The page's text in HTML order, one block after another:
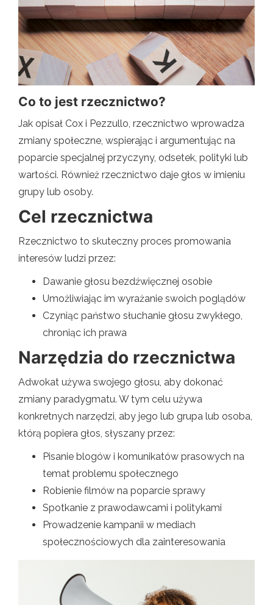
Co to jest rzecznictwo?
Jak opisał Cox i Pezzullo, rzecznictwo wprowadza
zmiany społeczne, wspierając i argumentując na
poparcie specjalnej przyczyny, odsetek, polityki lub
wartości. Również rzecznictwo daje głos w imieniu
grupy lub osoby.
Cel rzecznictwa
Rzecznictwo to skuteczny proces promowania
interesów ludzi przez:
Dawanie głosu bezdźwięcznej osobie
Umożliwiając im wyrażanie swoich poglądów
Czyniąc państwo słuchanie głosu zwykłego,
chroniąc ich prawa
Narzędzia do rzecznictwa
Adwokat używa swojego głosu, aby dokonać
zmiany paradygmatu. W tym celu używa
konkretnych narzędzi, aby jego lub grupa lub osoba,
którą popiera głos, słyszany przez:
Pisanie blogów i komunikatów prasowych na
temat problemu społecznego
Robienie filmów na poparcie sprawy
Spotkanie z prawodawcami i politykami
Prowadzenie kampanii w mediach
społecznościowych dla zainteresowania